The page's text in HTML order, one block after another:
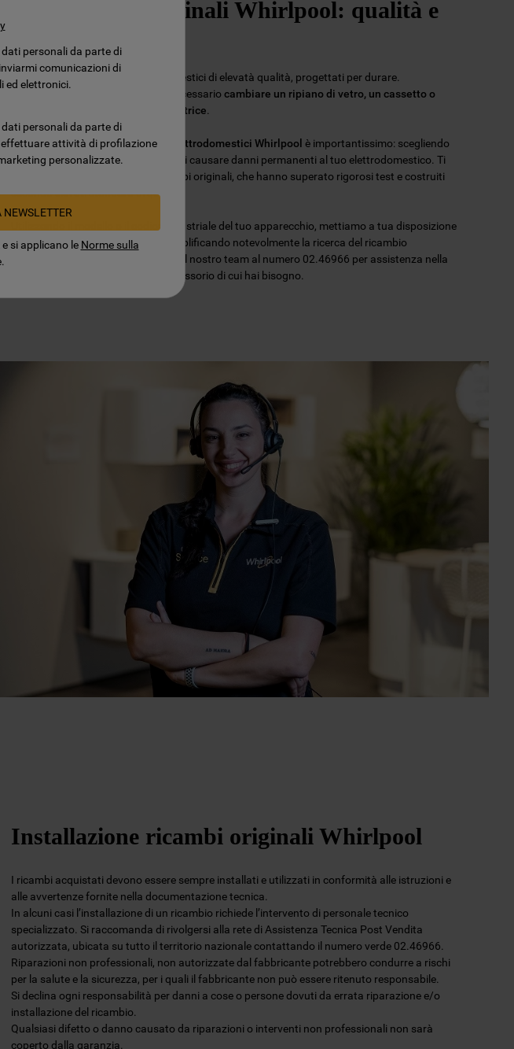
Solo ricambi originali Whirlpool: qualità e
Realizziamo da decenni elettrodomestici di elevatà qualità, progettati per durare.
Però, col tempo potrebbe essere necessario cambiare un ripiano di vetro, un cassetto o
installare un nuovo filtro nella lavatrice
Acquistarericambi originali per elettrodomestici Whirlpool è importantissimo: scegliendo
parti compatibili o universali potresti causare danni permanenti al tuo elettrodomestico. Ti
mettiamo a disposizione solo ricambi originali, che hanno superato rigorosi test e costruiti
secondo elevati standard di qualità.
Utilizzando il modello o il codice industriale del tuo apparecchio, mettiamo a tua disposizione
la scheda tecnica del prodotto, semplificando notevolmente la ricerca del ricambio
desiderato. In alternativa, contatta il nostro team al numero 02.46966 per assistenza nella
localizzazione della parte o dell'accessorio di cui hai bisogno.
Installazione ricambi originali Whirlpool
I ricambi acquistati devono essere sempre installati e utilizzati in conformità alle istruzioni e
alle avvertenze fornite nella documentazione tecnica.
In alcuni casi l’installazione di un ricambio richiede l’intervento di personale tecnico
specializzato. Si raccomanda di rivolgersi alla rete di Assistenza Tecnica Post Vendita
autorizzata, ubicata su tutto il territorio nazionale contattando il numero verde 02.46966.
Riparazioni non professionali, non autorizzate dal fabbricante potrebbero condurre a rischi
per la salute e la sicurezza, per i quali il fabbricante non può essere ritenuto responsabile.
Si declina ogni responsabilità per danni a cose o persone dovuti da errata riparazione e/o
installazione del ricambio.
Qualsiasi difetto o danno causato da riparazioni o interventi non professionali non sarà
coperto dalla garanzia.
personali da parte di
comunicazioni di
ed elettronici.
personali da parte di
effettuare attività di profilazione
personalizzate.
si applicano le Norme sulla